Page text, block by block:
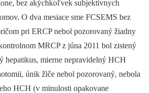
bez akýchkoľvek subjektívnych
O dva mesiace sme FCSEMS bez
pri ERCP nebol pozorovaný žia­dny
MRCP z júna 2011 bol zistený
hepatikus, mierne nepravidelný HCH
únik žlče nebol pozorovaný, nebola
HCH (v minulosti opakovane